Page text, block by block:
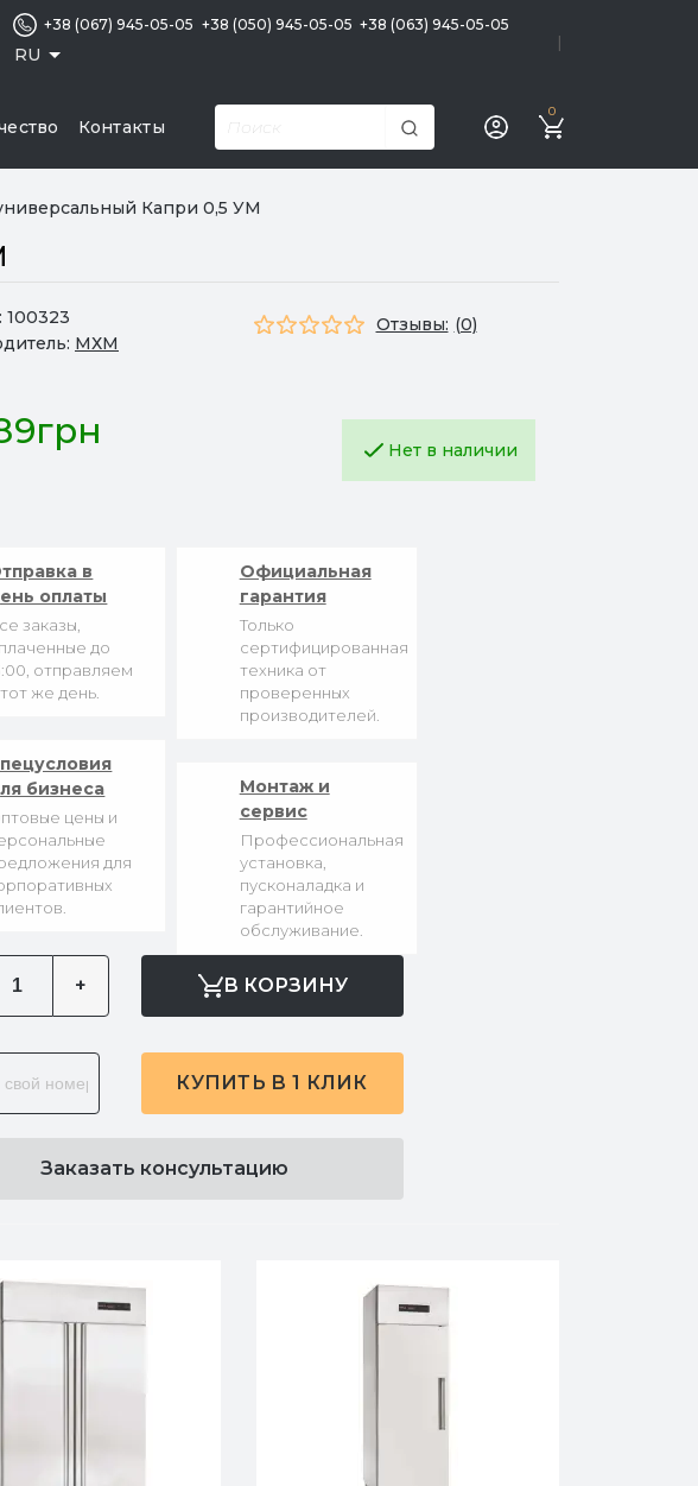
RU
+38 (067) 945-05-05 +38 (050) 945-05-05 +38 (063) 945-05-05
Контакты
0
Капри 0,5 УМ
100323
МХМ
Отзывы: (0)
Нет в наличии
в
оплаты
заказы,
до
отправляем
же день.
Официальная
гарантия
Только
сертифицированная
техника от
проверенных
производителей.
бизнеса
цены и
для
Монтаж и
сервис
Профессиональная
установка,
пусконаладка и
гарантийное
обслуживание.
+ В КОРЗИНУ
КУПИТЬ В 1 КЛИК
Заказать консультацию